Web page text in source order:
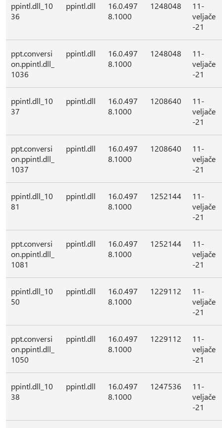
ppintl.dll_10
36
ppintl.dll
16.0.497
8.1000
1248048
11-
veljače
-21
ppt.conversi
on.ppintl.dll_
1036
ppintl.dll
16.0.497
8.1000
1248048
11-
veljače
-21
ppintl.dll_10
37
ppintl.dll
16.0.497
8.1000
1208640
11-
veljače
-21
ppt.conversi
on.ppintl.dll_
1037
ppintl.dll
16.0.497
8.1000
1208640
11-
veljače
-21
ppintl.dll_10
81
ppintl.dll
16.0.497
8.1000
1252144
11-
veljače
-21
ppt.conversi
on.ppintl.dll_
1081
ppintl.dll
16.0.497
8.1000
1252144
11-
veljače
-21
ppintl.dll_10
50
ppintl.dll
16.0.497
8.1000
1229112
11-
veljače
-21
ppt.conversi
on.ppintl.dll_
1050
ppintl.dll
16.0.497
8.1000
1229112
11-
veljače
-21
ppintl.dll_10
38
ppintl.dll
16.0.497
8.1000
1247536
11-
veljače
-21